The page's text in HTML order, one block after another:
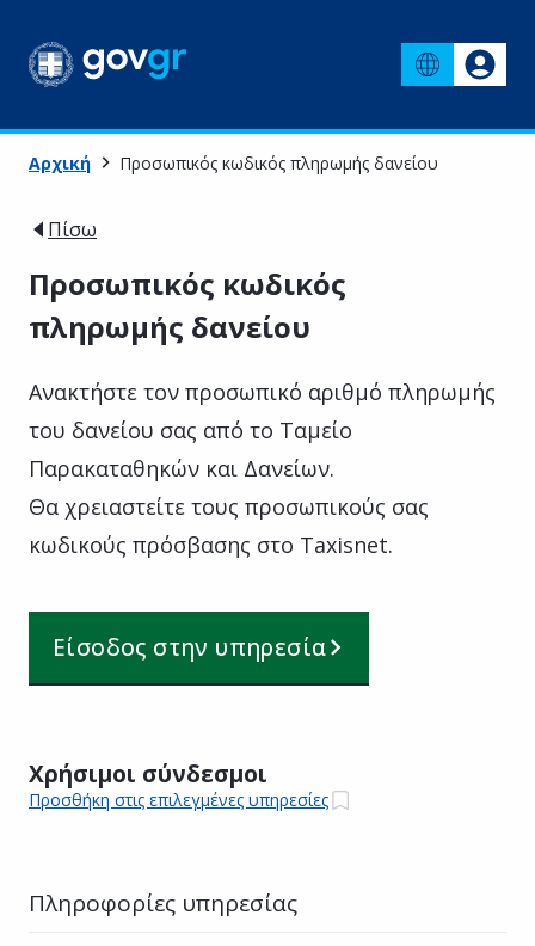
Αρχική Προσωπικός κωδικός πληρωμής δανείου
Πίσω
Προσωπικός κωδικός
πληρωμής δανείου
Ανακτήστε τον προσωπικό αριθμό πληρωμής
του δανείου σας από το Ταμείο
Παρακαταθηκών και Δανείων.
Θα χρειαστείτε τους προσωπικούς σας
κωδικούς πρόσβασης στο Taxisnet.
Είσοδος στην υπηρεσία
Χρήσιμοι σύνδεσμοι
Προσθήκη στις επιλεγμένες υπηρεσίες
Πληροφορίες υπηρεσίας